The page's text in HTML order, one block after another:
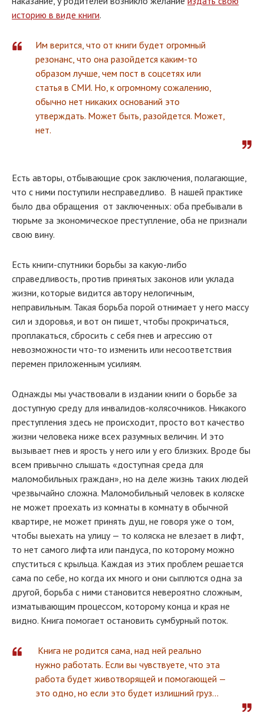
историю в виде книги.
Им верится, что от книги будет огромный
резонанс, что она разойдется каким-то
образом лучше, чем пост в соцсетях или
статья в СМИ. Но, к огромному сожалению,
обычно нет никаких оснований это
утверждать. Может быть, разойдется. Может,
нет.
Есть авторы, отбывающие срок заключения, полагающие,
что с ними поступили несправедливо. В нашей практике
было два обращения от заключенных: оба пребывали в
тюрьме за экономическое преступление, оба не признали
свою вину.
Есть книги-спутники борьбы за какую-либо
справедливость, против принятых законов или уклада
жизни, которые видится автору нелогичным,
неправильным. Такая борьба порой отнимает у него массу
сил и здоровья, и вот он пишет, чтобы прокричаться,
проплакаться, сбросить с себя гнев и агрессию от
невозможности что-то изменить или несоответствия
перемен приложенным усилиям.
Однажды мы участвовали в издании книги о борьбе за
доступную среду для инвалидов-колясочников. Никакого
преступления здесь не происходит, просто вот качество
жизни человека ниже всех разумных величин. И это
вызывает гнев и ярость у него или у его близких. Вроде бы
всем привычно слышать «доступная среда для
маломобильных граждан», но на деле жизнь таких людей
чрезвычайно сложна. Маломобильный человек в коляске
не может проехать из комнаты в комнату в обычной
квартире, не может принять душ, не говоря уже о том,
чтобы выехать на улицу — то коляска не влезает в лифт,
то нет самого лифта или пандуса, по которому можно
спуститься с крыльца. Каждая из этих проблем решается
сама по себе, но когда их много и они сыплются одна за
другой, борьба с ними становится невероятно сложным,
изматывающим процессом, которому конца и края не
видно. Книга помогает остановить сумбурный поток.
Книга не родится сама, над ней реально
нужно работать. Если вы чувствуете, что эта
работа будет животворящей и помогающей —
это одно, но если это будет излишний груз...